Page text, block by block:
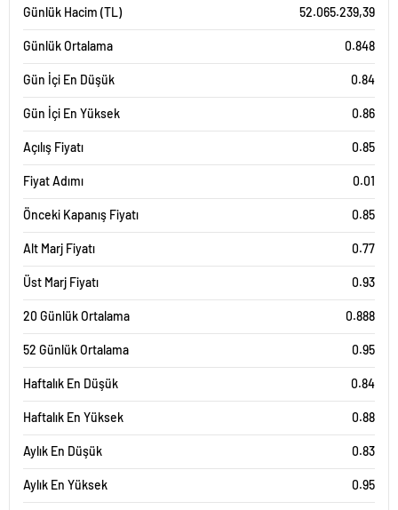
Günlük Hacim (TL) 52.065.239,39
Günlük Ortalama 0.848
Gün İçi En Düşük 0.84
Gün İçi En Yüksek 0.86
Açılış Fiyatı 0.85
Fiyat Adımı 0.01
Önceki Kapanış Fiyatı 0.85
Alt Marj Fiyatı 0.77
Üst Marj Fiyatı 0.93
20 Günlük Ortalama 0.888
52 Günlük Ortalama 0.95
Haftalık En Düşük 0.84
Haftalık En Yüksek 0.88
Aylık En Düşük 0.83
Aylık En Yüksek 0.95